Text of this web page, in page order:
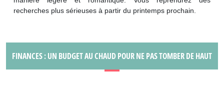
recherches plus sérieuses à partir du printemps prochain.
FINANCES : UN BUDGET AU CHAUD POUR NE PAS TOMBER DE HAUT